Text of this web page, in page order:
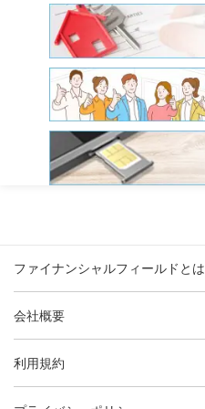
ファイナンシャルフィールドとは
会社概要
利用規約